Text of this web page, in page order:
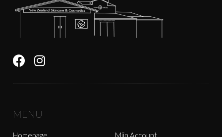
MENU
Homepage Mijn Account